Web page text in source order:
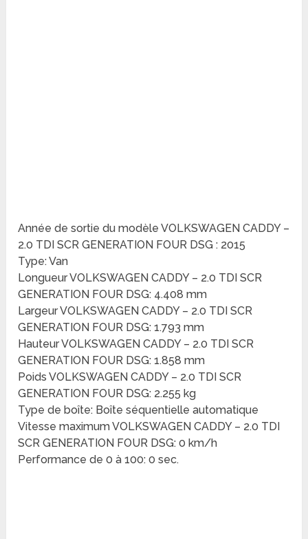
Année de sortie du modèle VOLKSWAGEN CADDY –
2.0 TDI SCR GENERATION FOUR DSG : 2015
Type: Van
Longueur VOLKSWAGEN CADDY – 2.0 TDI SCR
GENERATION FOUR DSG: 4.408 mm
Largeur VOLKSWAGEN CADDY – 2.0 TDI SCR
GENERATION FOUR DSG: 1.793 mm
Hauteur VOLKSWAGEN CADDY – 2.0 TDI SCR
GENERATION FOUR DSG: 1.858 mm
Poids VOLKSWAGEN CADDY – 2.0 TDI SCR
GENERATION FOUR DSG: 2.255 kg
Type de boîte: Boîte séquentielle automatique
Vitesse maximum VOLKSWAGEN CADDY – 2.0 TDI
SCR GENERATION FOUR DSG: 0 km/h
Performance de 0 à 100: 0 sec.